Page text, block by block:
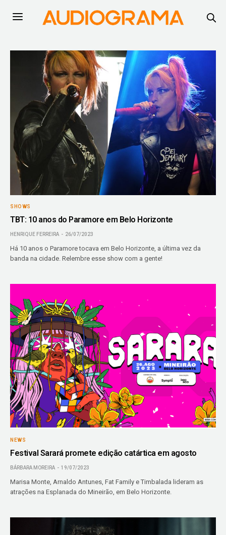
SHOWS
TBT: 10 anos do Paramore em Belo Horizonte
HENRIQUE FERREIRA 26/07/2023
Há 10 anos o Paramore tocava em Belo Horizonte, a última vez da
banda na cidade. Relembre esse show com a gente!
NEWS
Festival Sarará promete edição catártica em agosto
BÁRBARA MOREIRA 19/07/2023
Marisa Monte, Arnaldo Antunes, Fat Family e Timbalada lideram as
atrações na Esplanada do Mineirão, em Belo Horizonte.